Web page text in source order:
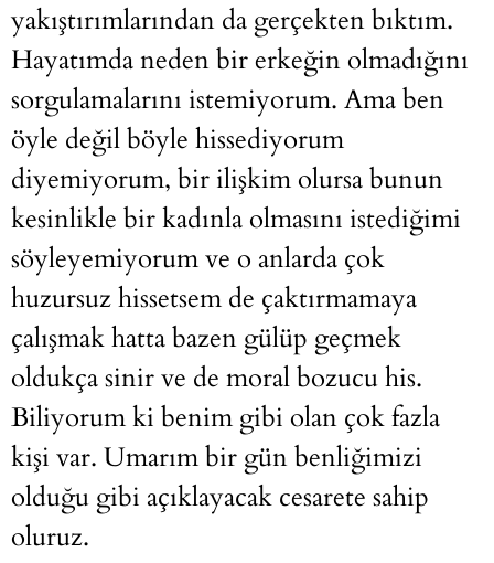
yakıştırımlarından da gerçekten bıktım.
Hayatımda neden bir erkeğin olmadığını
sorgulamalarını istemiyorum. Ama ben
öyle değil böyle hissediyorum
diyemiyorum, bir ilişkim olursa bunun
kesinlikle bir kadınla olmasını istediğimi
söyleyemiyorum ve o anlarda çok
huzursuz hissetsem de çaktırmamaya
çalışmak hatta bazen gülüp geçmek
oldukça sinir ve de moral bozucu his.
Biliyorum ki benim gibi olan çok fazla
kişi var. Umarım bir gün benliğimizi
olduğu gibi açıklayacak cesarete sahip
oluruz.